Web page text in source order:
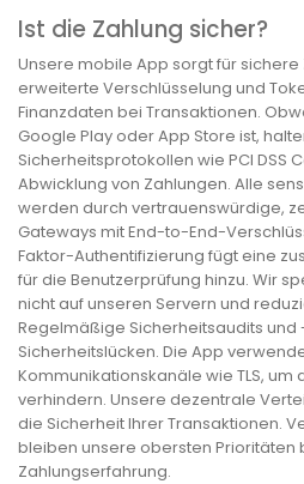
Ist die Zahlung sicher?
Unsere mobile App sorgt für
erweiterte Verschlüsselung und
Finanzdaten bei Transaktionen.
Google Play oder App Store ist,
Sicherheitsprotokollen wie PCI DSS
Abwicklung von Zahlungen. Alle
werden durch vertrauenswürdige,
Gateways mit End-to-End-
Faktor-Authentifizierung fügt eine
für die Benutzerprüfung hinzu. Wir
nicht auf unseren Servern und
Regelmäßige Sicherheitsaudits
Sicherheitslücken. Die App
Kommunikationskanäle wie TLS, um
verhindern. Unsere dezentrale
die Sicherheit Ihrer Transaktionen.
bleiben unsere obersten Prioritäten
Zahlungserfahrung.